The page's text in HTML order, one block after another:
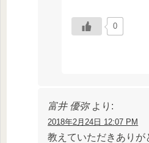
0
富井 優弥 より:
2018年2月24日 12:07 PM
教えていただきありが